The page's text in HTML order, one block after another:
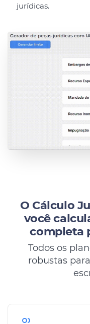
jurídicas.
O Cálculo
você
completa
Todos os
robustas